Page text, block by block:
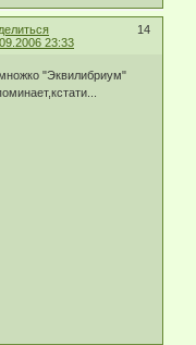
14
23:33
"Эквилибриум"